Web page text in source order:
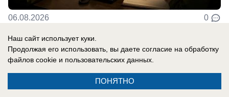
06.08.2026 0
В России
До них начало доходить: отставной
главком ВСУ Залужный признал полное
поражение Украины перед Россией
Наш сайт использует куки.
Продолжая его использовать, вы даете согласие на обработку
файлов cookie и пользовательских данных.
ПОНЯТНО